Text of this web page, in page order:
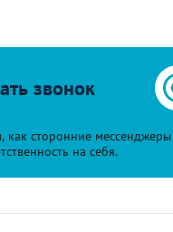
звонок
сторонние
на себя.